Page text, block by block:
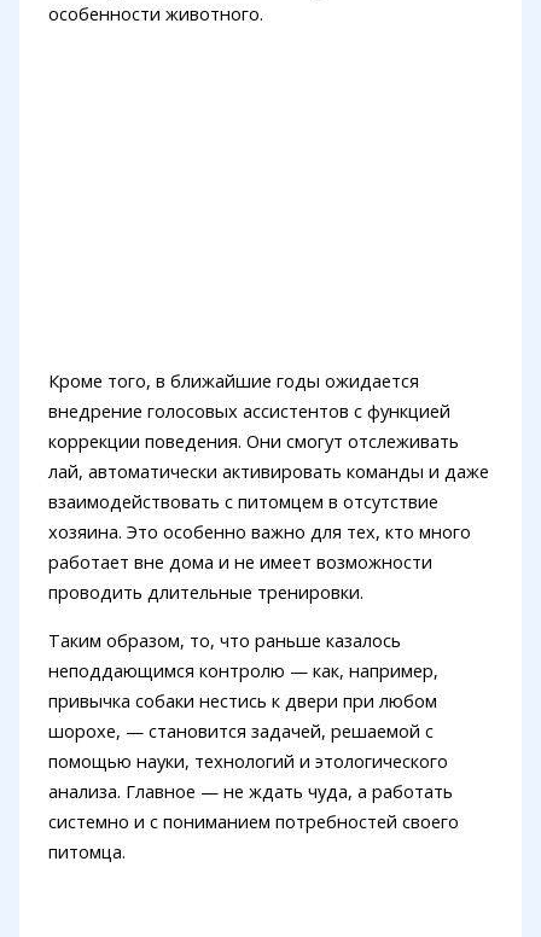
особенности животного.
Кроме того, в ближайшие годы ожидается
внедрение голосовых ассистентов с функцией
коррекции поведения. Они смогут отслеживать
лай, автоматически активировать команды и даже
взаимодействовать с питомцем в отсутствие
хозяина. Это особенно важно для тех, кто много
работает вне дома и не имеет возможности
проводить длительные тренировки.
Таким образом, то, что раньше казалось
неподдающимся контролю — как, например,
привычка собаки нестись к двери при любом
шорохе, — становится задачей, решаемой с
помощью науки, технологий и этологического
анализа. Главное — не ждать чуда, а работать
системно и с пониманием потребностей своего
питомца.